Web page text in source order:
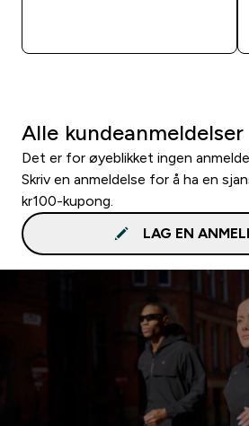
Alle kundeanmeldelser
Det er for øyeblikket ingen
Skriv en anmeldelse for å ha en
kr100-kupong.
LAG EN